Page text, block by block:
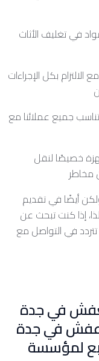
في تغليف الأثاث
بكل الإجراءات
جميع عملائنا مع
خصيصًا لنقل
أيضًا في تقديم
إذا كنت تبحث عن
في التواصل مع
في جدة
عفش في جدة
لمؤسسة